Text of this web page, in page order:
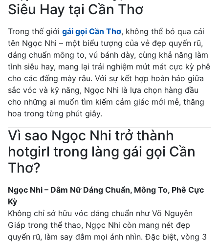
Siêu Hay tại Cần Thơ
Trong thế giới gái gọi Cần Thơ, không thể bỏ qua cái
tên Ngọc Nhi – một biểu tượng của vẻ đẹp quyến rũ,
dáng chuẩn mông to, vú bánh dày, cùng khả năng làm
tình siêu hay, mang lại trải nghiệm mút mát cực kỳ phê
cho các đấng mày râu. Với sự kết hợp hoàn hảo giữa
sắc vóc và kỹ năng, Ngọc Nhi là lựa chọn hàng đầu
cho những ai muốn tìm kiếm cảm giác mới mẻ, thăng
hoa trong từng phút giây.
Vì sao Ngọc Nhi trở thành
hotgirl trong làng gái gọi Cần
Thơ?
Ngọc Nhi – Dâm Nữ Dáng Chuẩn, Mông To, Phê Cực
Kỳ
Không chỉ sở hữu vóc dáng chuẩn như Võ Nguyên
Giáp trong thể thao, Ngọc Nhi còn mang nét đẹp
quyến rũ, làm say đắm mọi ánh nhìn. Đặc biệt, vòng 3